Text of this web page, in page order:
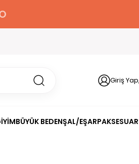
Giriş
BÜYÜK BEDENŞAL/EŞARPAKSESUAR